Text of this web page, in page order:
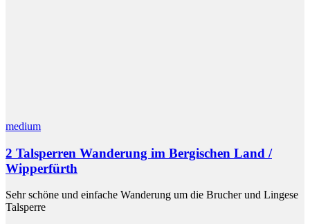
medium
2 Talsperren Wanderung im Bergischen Land /
Wipperfürth
Sehr schöne und einfache Wanderung um die Brucher und Lingese
Talsperre